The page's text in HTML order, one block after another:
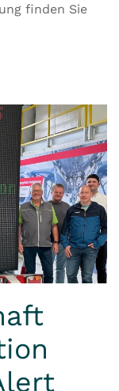
finden Sie